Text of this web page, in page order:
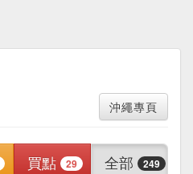
沖繩專頁
買點 29 全部 249